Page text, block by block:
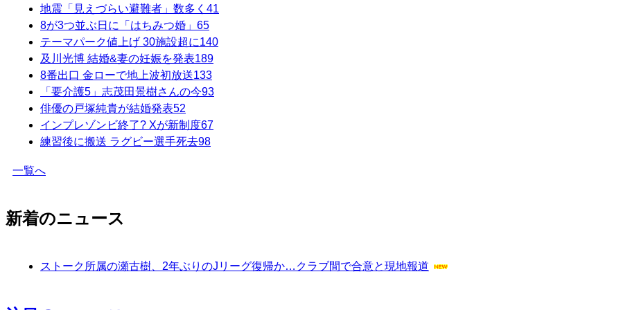
地震「見えづらい避難者」数多く 41
8が3つ並ぶ日に「はちみつ婚」 65
テーマパーク値上げ 30施設超に140
及川光博 結婚&妻の妊娠を発表189
8番出口 金ローで地上波初放送133
「要介護5」志茂田景樹さんの今93
俳優の戸塚純貴が結婚発表52
インプレゾンビ終了? Xが新制度67
練習後に搬送 ラグビー選手死去98
一覧へ
新着のニュース
ストーク所属の瀬古樹、2年ぶりのJリーグ復帰か…クラブ間で合意と現地報道